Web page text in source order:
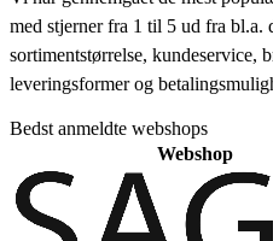
med stjerner fra 1 til 5 ud fra bl.a.
sortimentstørrelse, kundeservice,
leveringsformer og
Bedst anmeldte webshops
Webshop